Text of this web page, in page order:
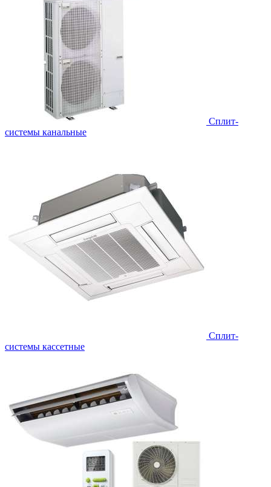
Сплит-
системы канальные
Сплит-
системы кассетные